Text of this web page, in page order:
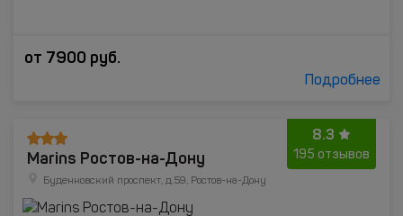
от 7900 руб.
Подробнее
8.3
195 отзывов
Marins Ростов-на-Дону
Буденновский проспект, д.59, Ростов-на-Дону